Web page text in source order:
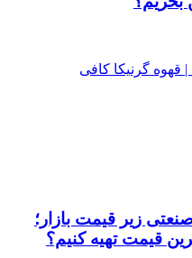
فروشگاه کتاب DMDBook | خرید کتاب فانتزی،
بدون حذفیات
اندازه گیری؛ چطور
بخریم؟
برای شناسایی